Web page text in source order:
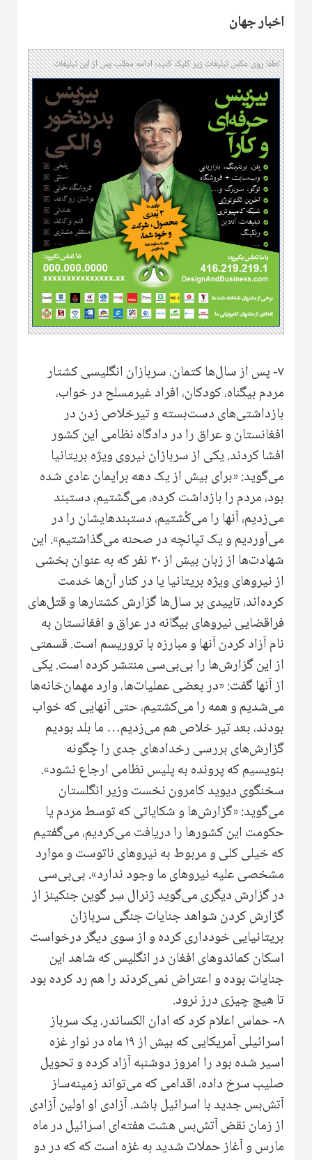
اخبار جهان
لطفا روی عکس تبلیغات زیر کلیک کنید؛ ادامه مطلب پس از این تبلیغات
۷- پس از سال‌ها کتمان، سربازان انگلیسی کشتار
مردم بیگناه، کودکان، افراد غیرمسلح در خواب،
بازداشتی‌های دست‌بسته و تیرخلاص زدن در
افغانستان و عراق را در دادگاه نظامی این کشور
افشا کردند. یکی از سربازان نیروی ویژه بریتانیا
می‌گوید: «برای بیش از یک دهه برایمان عادی شده
بود، مردم را بازداشت کرده، می‌گشتیم، دستبند
می‌زدیم، آنها را می‌کُشتیم، دستبندهایشان را در
می‌آوردیم و یک تپانچه در صحنه می‌گذاشتیم». این
شهادت‌ها از زبان بیش از ۳۰ نفر که به عنوان بخشی
از نیروهای ویژه بریتانیا یا در کنار آن‌ها خدمت
کرده‌اند، تاییدی بر سال‌ها گزارش کشتارها و قتل‌های
فراقضایی نیروهای بیگانه در عراق و افغانستان به
نام آزاد کردن آنها و مبارزه با تروریسم است. قسمتی
از این گزارش‌ها را بی‌بی‌سی منتشر کرده است. یکی
از آنها گفت: «در بعضی عملیات‌ها، وارد مهمان‌خانه‌ها
می‌شدیم و همه را می‌کشتیم، حتی آنهایی که خواب
بودند، بعد تیر خلاص هم می‌زدیم… ما بلد بودیم
گزارش‌های بررسی رخدادهای جدی را چگونه
بنویسیم که پرونده به پلیس نظامی ارجاع نشود».
سخنگوی دیوید کامرون نخست وزیر انگلستان
می‌گوید: «گزارش‌ها و شکایاتی که توسط مردم یا
حکومت این کشورها را دریافت می‌کردیم، می‌گفتیم
که خیلی کلی و مربوط به نیروهای ناتوست و موارد
مشخصی علیه نیروهای ما وجود ندارد». بی‌بی‌سی
در گزارش دیگری می‌گوید ژنرال سِر گوین جنکینز از
گزارش کردن شواهد جنایات جنگی سربازان
بریتانیایی خودداری کرده و از سوی دیگر درخواست
اسکان کماندوهای افغان در انگلیس که شاهد این
جنایات بوده و اعتراض نمی‌کردند را هم رد کرده بود
تا هیچ چیزی درز نرود.
۸- حماس اعلام کرد که ادان الکساندر، یک سرباز
اسرائیلی آمریکایی که بیش از ۱۹ ماه در نوار غزه
اسیر شده بود را امروز دوشنبه آزاد کرده و تحویل
صلیب سرخ داده، اقدامی که می‌تواند زمینه‌ساز
آتش‌بس جدید با اسرائیل باشد. آزادی او اولین آزادی
از زمان نقض آتش‌بس هشت هفته‌ای اسرائیل در ماه
مارس و آغاز حملات شدید به غزه است که که در دو